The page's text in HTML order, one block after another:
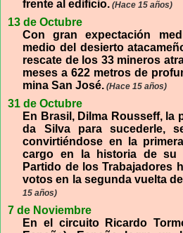
frente al edificio. (Hace 15 años)
13 de Octubre
Con gran expectación
medio del desierto
rescate de los 33 mineros
meses a 622 metros de
mina San José. (Hace 15 años)
31 de Octubre
En Brasil, Dilma Rousseff, la
da Silva para sucederle,
convirtiéndose en la
cargo en la historia de su
Partido de los Trabajadores
votos en la segunda vuelta
15 años)
7 de Noviembre
En el circuito Ricardo